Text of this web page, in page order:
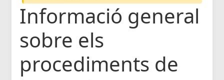
Informació general
sobre els
procediments de